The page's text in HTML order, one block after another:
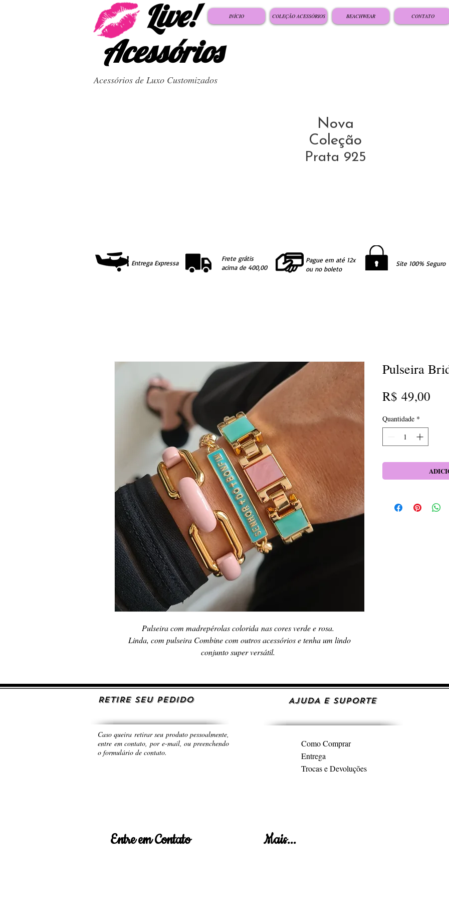
Live!
Acessórios
INÍCIO COLEÇÃO ACESSÓRIOS BEACHWEAR CONTATO
Acessórios de Luxo Customizados
Nova
Coleção
Prata 925
Entrega Expressa
Frete grátis
acima de 400,00
Pague em até 12x
ou no boleto
Site 100% Seguro
Pulseira com madrepérolas colorida nas cores verde e rosa.
Linda, com pulseira Combine com outros acessórios e tenha um lindo
conjunto super versátil.
Pulseira
R$ 49,00
Quantidade *
RETIRE SEU PEDIDO
Caso queira retirar seu produto pessoalmente,
entre em contato, por e-mail, ou preenchendo
o formulário de contato.
AJUDA E SUPORTE
Como Comprar
Entrega
Trocas e Devoluções
Entre em Contato Mais...